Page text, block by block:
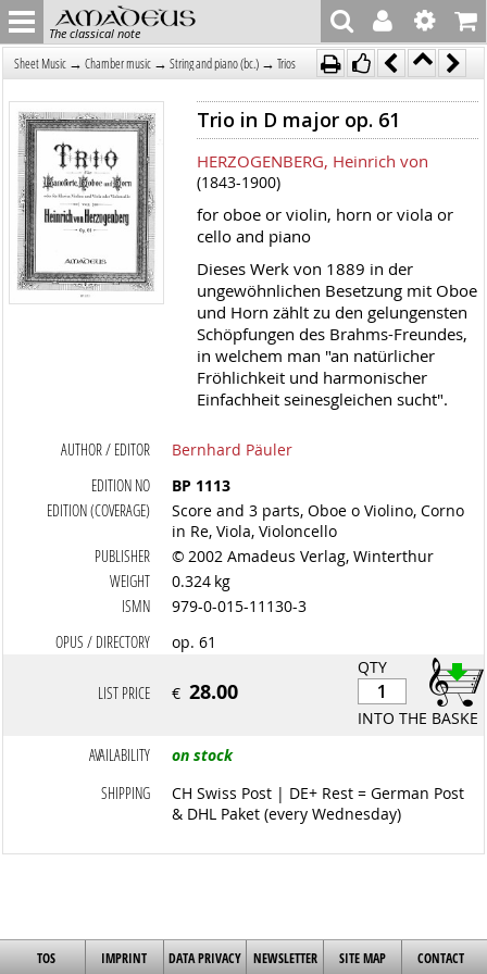
The classical note
Sheet Music → Chamber music → String and piano (bc.) → Trios
Trio in D major op. 61
HERZOGENBERG, Heinrich von
(1843-1900)
for oboe or violin, horn or viola or
cello and piano
Dieses Werk von 1889 in der
ungewöhnlichen Besetzung mit Oboe
und Horn zählt zu den gelungensten
Schöpfungen des Brahms-Freundes,
in welchem man "an natürlicher
Fröhlichkeit und harmonischer
Einfachheit seinesgleichen sucht".
AUTHOR / EDITOR
Bernhard Päuler
EDITION NO
BP 1113
EDITION (COVERAGE)
Score and 3 parts, Oboe o Violino, Corno
in Re, Viola, Violoncello
PUBLISHER
© 2002 Amadeus Verlag, Winterthur
WEIGHT
0.324 kg
ISMN
979-0-015-11130-3
OPUS / DIRECTORY
op. 61
QTY
INTO THE BASKET
LIST PRICE €28.00
AVAILABILITY
on stock
SHIPPING
CH Swiss Post | DE+ Rest = German Post
& DHL Paket (every Wednesday)
TOS IMPRINT DATA PRIVACY NEWSLETTER SITE MAP CONTACT